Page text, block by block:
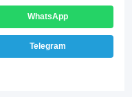
WhatsApp
Telegram